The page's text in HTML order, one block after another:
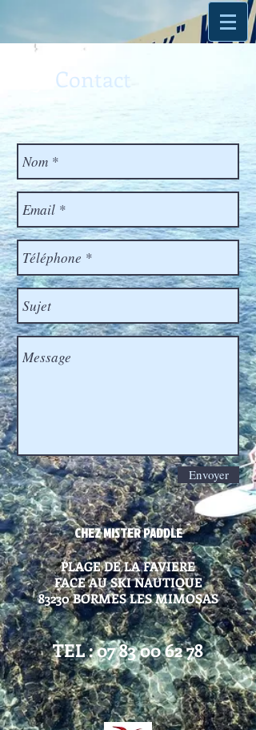
Contact
Envoyer
CHEZ MISTER PADDLE
PLAGE DE LA FAVIERE
FACE AU SKI NAUTIQUE
83230 BORMES LES MIMOSAS
TEL : 07 8300 62 78